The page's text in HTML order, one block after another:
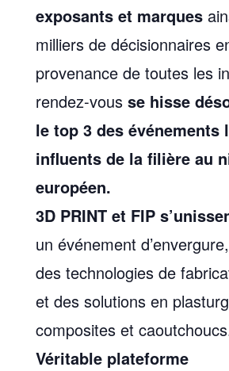
exposants et marques
milliers de décisionnaires
provenance de toutes les
rendez-vous se hisse
le top 3 des événements
influents de la filière au
européen.
3D PRINT et FIP
un événement
des technologies de
et des solutions en
composites et
Véritable plateforme